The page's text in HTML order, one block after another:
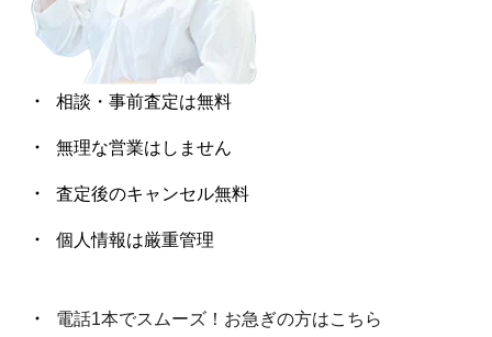
相談・事前査定は無料
無理な営業はしません
査定後のキャンセル無料
個人情報は厳重管理
電話1本でスムーズ！お急ぎの方はこちら